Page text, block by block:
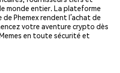
monde entier. La plateforme
Phemex rendent l’achat de
votre aventure crypto dès
en toute sécurité et